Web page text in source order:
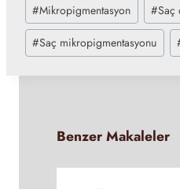
#Mikropigmentasyon #Saç
#Saç mikropigmentasyonu
Benzer Makaleler